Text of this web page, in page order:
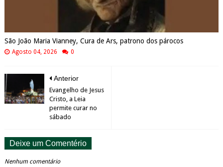
São João Maria Vianney, Cura de Ars, patrono dos párocos
Agosto 04, 2026 0
Anterior
Evangelho de Jesus
Cristo, a Leia
permite curar no
sábado
Deixe um Comentério
Nenhum comentário